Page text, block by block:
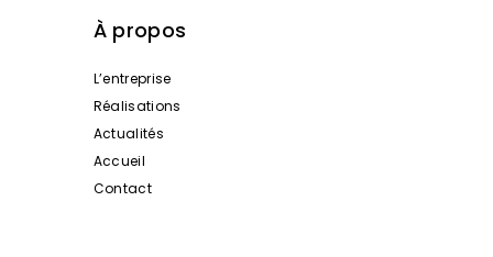
À propos
L’entreprise
Réalisations
Actualités
Accueil
Contact